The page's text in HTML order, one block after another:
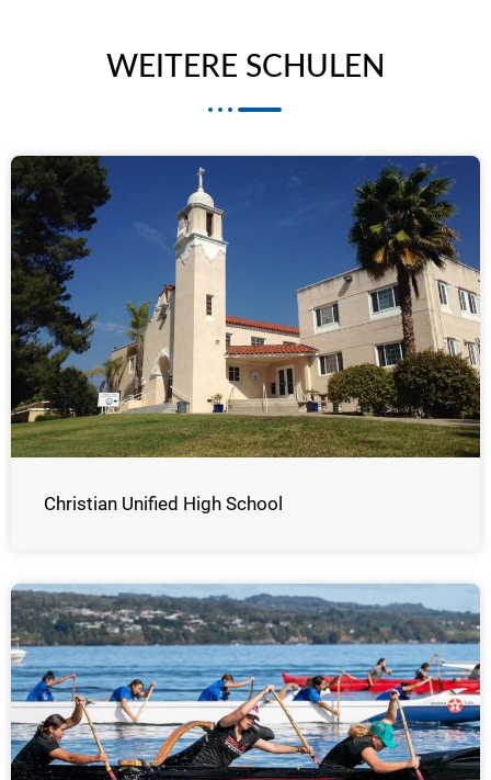
WEITERE SCHULEN
Christian Unified High School